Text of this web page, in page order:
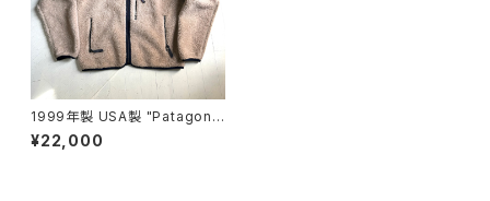
1999年製 USA製 "Patagoni
a" retro cardigan
¥22,000